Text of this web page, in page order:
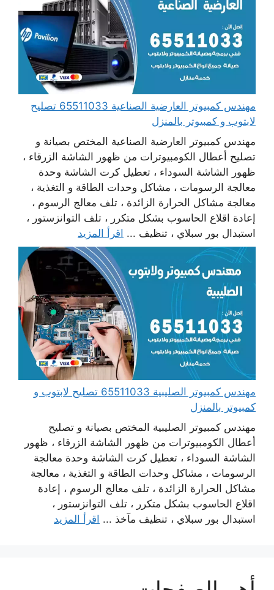
مهندس كمبيوتر العارضية الصناعية 65511033 تصليح
لابتوب و كمبيوتر بالمنزل
مهندس كمبيوتر العارضية الصناعية المختص بصيانة و
تصليح أعطال الكومبيوترات من ظهور الشاشة الزرقاء ،
ظهور الشاشة السوداء ، تعطيل كرت الشاشة وحدة
معالجة الرسومات ، مشاكل وحدات الطاقة و التغذية ،
معالجة مشاكل الحرارة الزائدة ، تلف معالج الرسوم ،
إعادة اقلاع الحاسوب بشكل متكرر ، تلف التوانزستور ،
استبدال بور سبلاي ، تنظيف ... اقرأ المزيد
مهندس كمبيوتر الصليبية 65511033 تصليح لابتوب و
كمبيوتر بالمنزل
مهندس كمبيوتر الصليبية المختص بصيانة و تصليح
أعطال الكومبيوترات من ظهور الشاشة الزرقاء ، ظهور
الشاشة السوداء ، تعطيل كرت الشاشة وحدة معالجة
الرسومات ، مشاكل وحدات الطاقة و التغذية ، معالجة
مشاكل الحرارة الزائدة ، تلف معالج الرسوم ، إعادة
اقلاع الحاسوب بشكل متكرر ، تلف التوانزستور ،
استبدال بور سبلاي ، تنظيف مآخذ ... اقرأ المزيد